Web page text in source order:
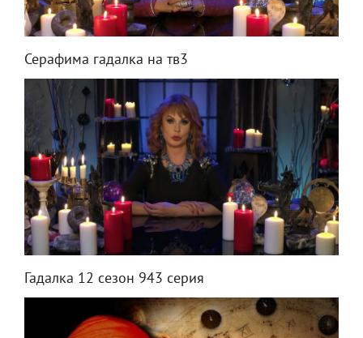
Серафима гадалка на тв3
Гадалка 12 сезон 943 серия